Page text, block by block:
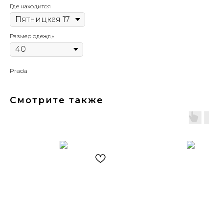
Где находится
Размер одежды
Prada
Смотрите также